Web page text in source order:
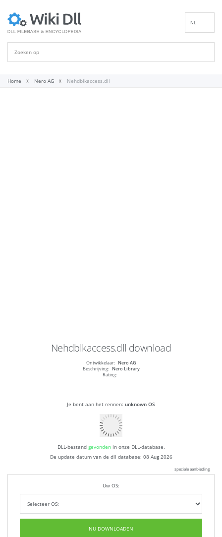
NL
Home Nero AG Nehdblkaccess.dll
Nehdblkaccess.dll download
Ontwikkelaar: Nero AG
Beschrijving: Nero Library
Rating:
Je bent aan het rennen: unknown OS
DLL-bestand gevondenin onze DLL-database.
De update datum van de dll database: 08 Aug 2026
speciale aanbieding
Uw OS:
NU DOWNLOADEN